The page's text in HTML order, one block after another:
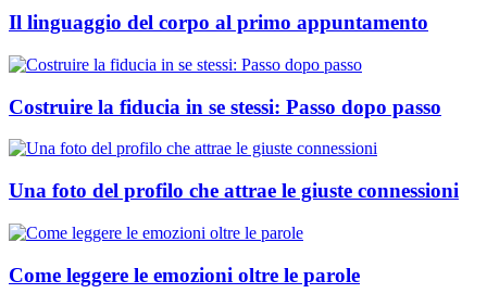
Il linguaggio del corpo al primo appuntamento
Costruire la fiducia in se stessi: Passo dopo passo
Una foto del profilo che attrae le giuste connessioni
Come leggere le emozioni oltre le parole